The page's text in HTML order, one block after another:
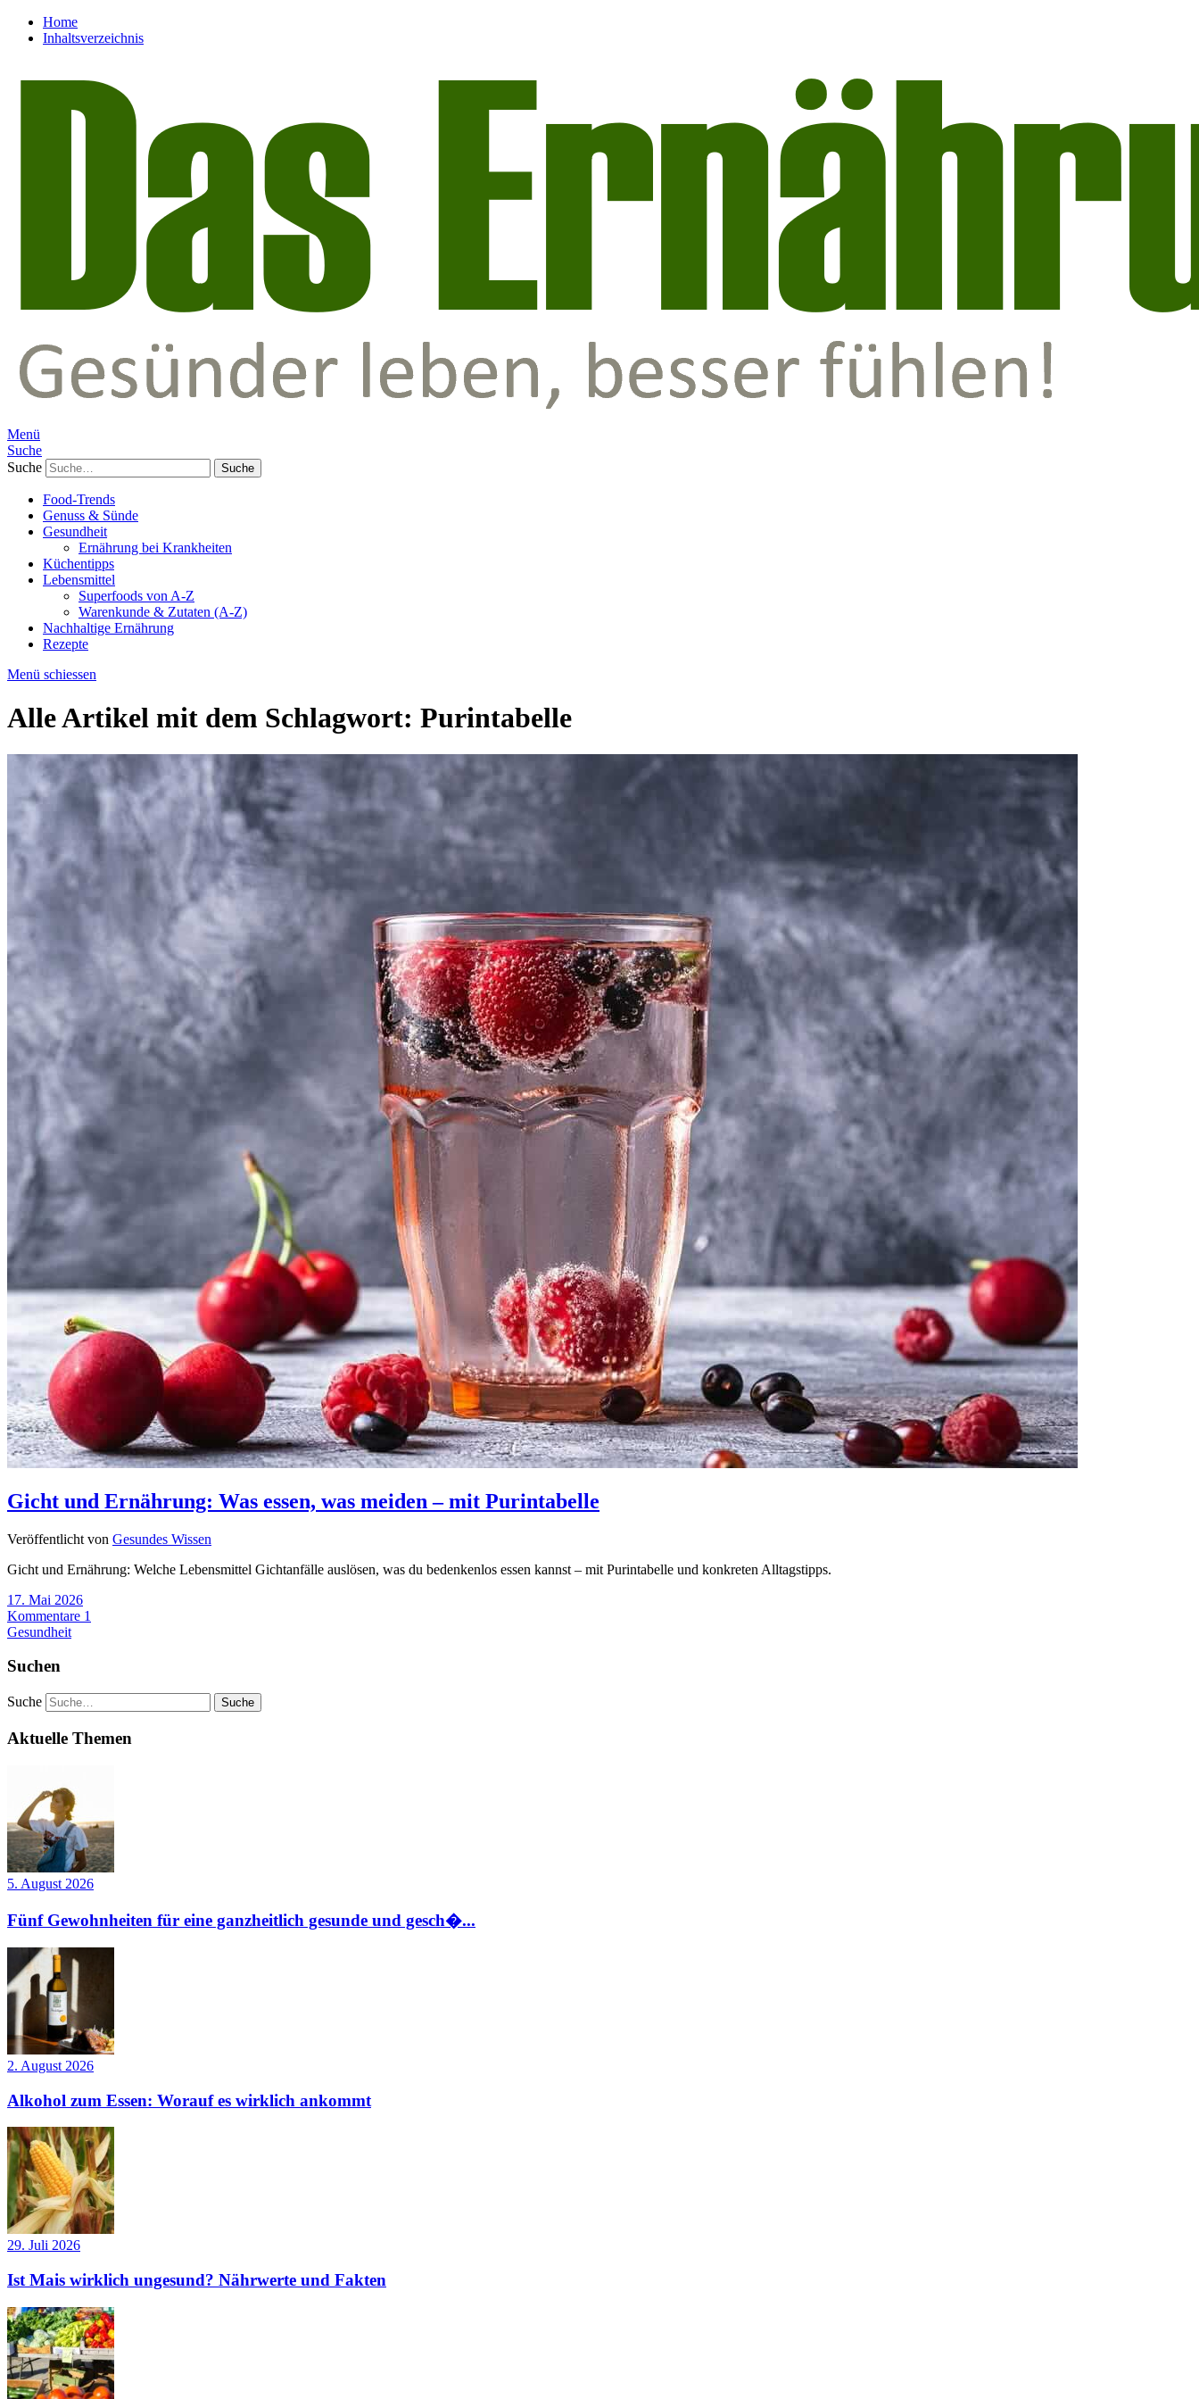
Home
Inhaltsverzeichnis
Menü
Suche
Suche
Food-Trends
Genuss & Sünde
Gesundheit
Ernährung bei Krankheiten
Küchentipps
Lebensmittel
Superfoods von A-Z
Warenkunde & Zutaten (A-Z)
Nachhaltige Ernährung
Rezepte
Menü schiessen
Alle Artikel mit dem Schlagwort: Purintabelle
Gicht und Ernährung: Was essen, was meiden – mit Purintabelle
Veröffentlicht von Gesundes Wissen
Gicht und Ernährung: Welche Lebensmittel Gichtanfälle auslösen, was du bedenkenlos essen kannst – mit Purintabelle und konkreten Alltagstipps.
17. Mai 2026
Kommentare 1
Gesundheit
Suchen
Suche
Aktuelle Themen
5. August 2026
Fünf Gewohnheiten für eine ganzheitlich gesunde und gesch�...
2. August 2026
Alkohol zum Essen: Worauf es wirklich ankommt
29. Juli 2026
Ist Mais wirklich ungesund? Nährwerte und Fakten